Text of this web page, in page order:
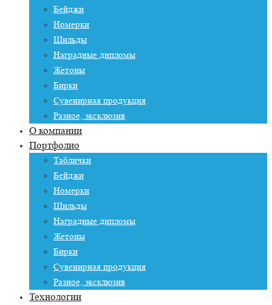
Бейджи
Номерки
Шильды
Наградные дипломы
Жетоны
Бирки
Сувенирная продукция
Разное, эксклюзив
О компании
Портфолио
Таблички
Бейджи
Номерки
Шильды
Наградные дипломы
Жетоны
Бирки
Сувенирная продукция
Разное, эксклюзив
Технологии